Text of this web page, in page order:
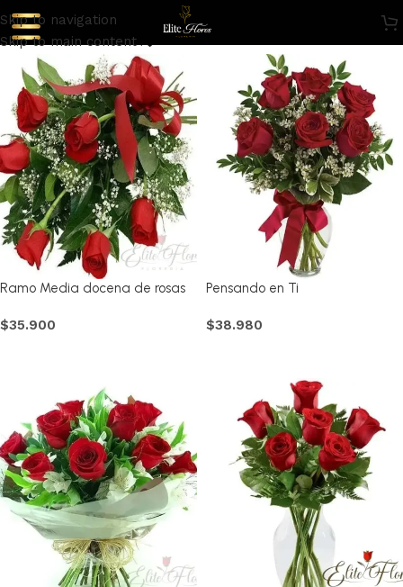
Skip to navigation
Skip to main content
Mostrar columna
Ramo Media docena de rosas
$35.900
Pensando en Ti
$38.980